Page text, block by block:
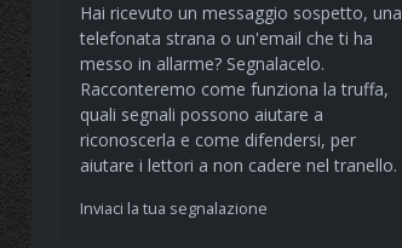
Hai ricevuto un messaggio sospetto, una
telefonata strana o un'email che ti ha
messo in allarme? Segnalacelo.
Racconteremo come funziona la truffa,
quali segnali possono aiutare a
riconoscerla e come difendersi, per
aiutare i lettori a non cadere nel tranello.
Inviaci la tua segnalazione